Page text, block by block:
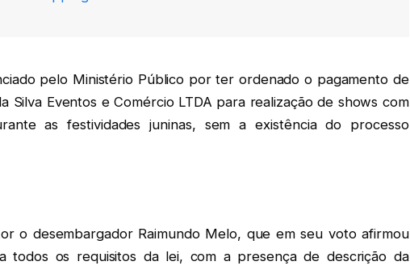
pelo Ministério Público por ter ordenado o pagamento de
Silva Eventos e Comércio LTDA para realização de shows com
as festividades juninas, sem a existência do processo
o desembargador Raimundo Melo, que em seu voto afirmou
todos os requisitos da lei, com a presença de descrição da